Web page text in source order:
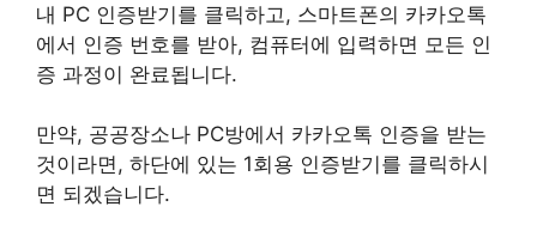
내 PC 인증받기를 클릭하고, 스마트폰의 카카오톡
에서 인증 번호를 받아, 컴퓨터에 입력하면 모든 인
증 과정이 완료됩니다.
만약, 공공장소나 PC방에서 카카오톡 인증을 받는
것이라면, 하단에 있는 1회용 인증받기를 클릭하시
면 되겠습니다.